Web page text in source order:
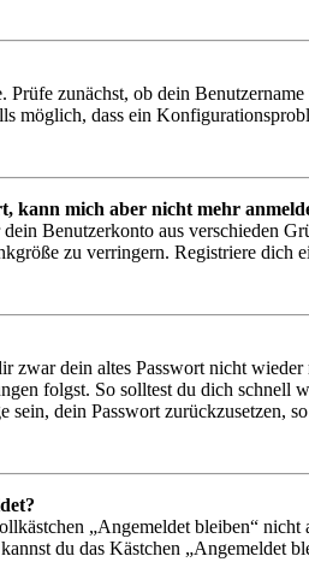
zunächst, ob dein
möglich, dass ein
kann mich aber nicht mehr
Benutzerkonto aus verschieden
zu verringern. Registriere
zwar dein altes Passwort nicht
folgst. So solltest du dich schnell
sein, dein Passwort zurückzusetzen,
„Angemeldet bleiben“
du das Kästchen „Angemeldet